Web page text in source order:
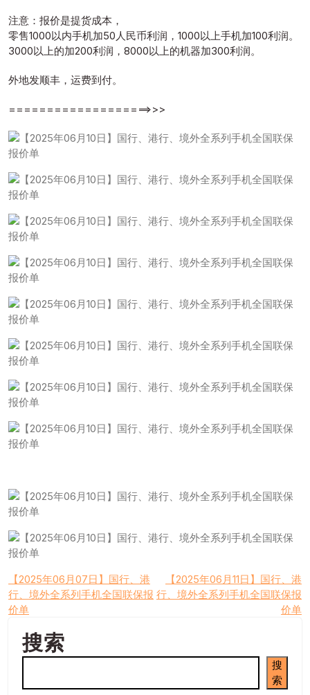
注意：报价是提货成本，
零售1000以内手机加50人民币利润，1000以上手机加100利润。
3000以上的加200利润，8000以上的机器加300利润。
外地发顺丰，运费到付。
===================>>>
文
章
导
航
【2025年06月07日】国行、港
行、境外全系列手机全国联保报
价单
【2025年06月11日】国行、港
行、境外全系列手机全国联保报
价单
搜索
搜
索